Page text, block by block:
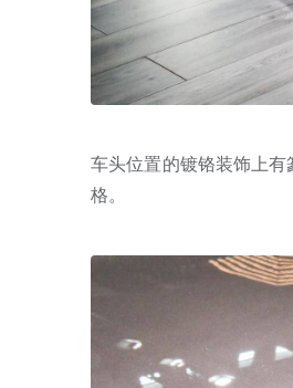
车头位置的镀铬装饰上有
格。